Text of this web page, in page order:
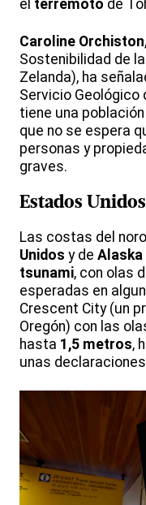
el terremoto de
Caroline Orchiston
Sostenibilidad de
Zelanda), ha
Servicio Geológico
tiene una
que no se espera
personas y
graves.
Estados Unidos
Las costas del
Unidos y de Alaska
tsunami, con olas
esperadas en
Crescent City (un
Oregón) con las
hasta 1,5 metros,
unas